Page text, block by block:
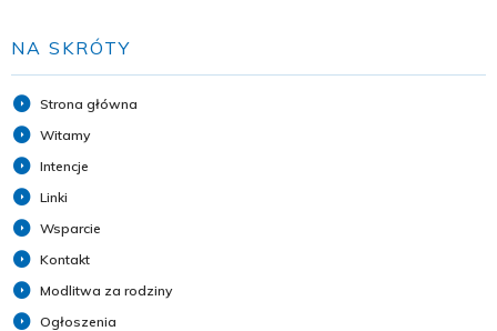
NA SKRÓTY
Strona główna
Witamy
Intencje
Linki
Wsparcie
Kontakt
Modlitwa za rodziny
Ogłoszenia